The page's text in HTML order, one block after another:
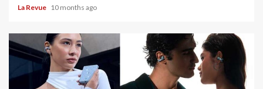
La Revue 10 months ago